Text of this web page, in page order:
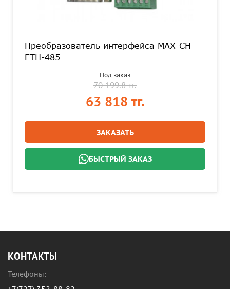
Преобразователь интерфейса MAX-CH-
ETH-485
Под заказ
70 199.8 тг.
63 818 тг.
ЗАКАЗАТЬ
БЫСТРЫЙ ЗАКАЗ
КОНТАКТЫ
Телефоны: